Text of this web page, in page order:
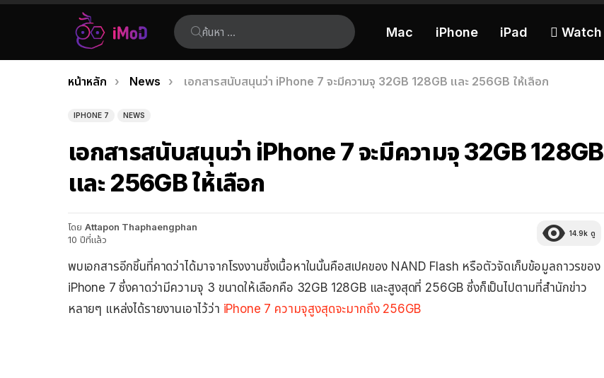
ค้นหา:
Mac iPhone iPad  Watch
เรื่อง
ล่าสุด
คุณอยู่ที่นี่:
หน้าหลัก News เอกสารสนับสนุนว่า iPhone 7 จะมีความจุ 32GB 128GB และ 256GB ให้เลือก
IPHONE 7 NEWS
เอกสารสนับสนุนว่า iPhone 7 จะมีความจุ 32GB 128GB
และ 256GB ให้เลือก
โดย Attapon Thaphaengphan
10 ปีที่แล้ว
14.9k ดู
พบเอกสารอีกชิ้นที่คาดว่าได้มาจากโรงงานซึ่งเนื้อหาในนั้นคือสเปคของ NAND Flash หรือตัวจัดเก็บข้อมูลถาวรของ
iPhone 7 ซึ่งคาดว่ามีความจุ 3 ขนาดให้เลือกคือ 32GB 128GB และสูงสุดที่ 256GB ซึ่งก็เป็นไปตามที่สำนักข่าว
หลายๆ แหล่งได้รายงานเอาไว้ว่า iPhone 7 ความจุสูงสุดจะมากถึง 256GB